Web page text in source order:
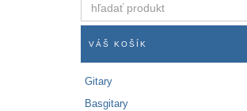
produkt
VÁŠ KOŠÍK
Gitary
Basgitary